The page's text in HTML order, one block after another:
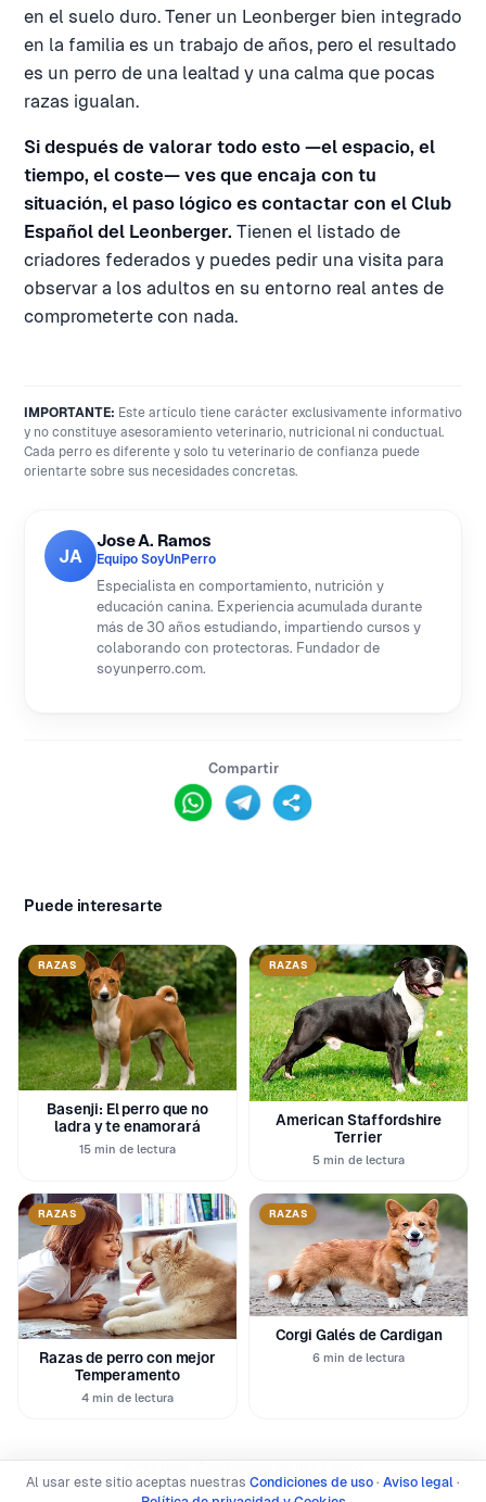
en el suelo duro. Tener un Leonberger bien integrado
en la familia es un trabajo de años, pero el resultado
es un perro de una lealtad y una calma que pocas
razas igualan.
Si después de valorar todo esto —el espacio, el
tiempo, el coste— ves que encaja con tu
situación, el paso lógico es contactar con el Club
Español del Leonberger. Tienen el listado de
criadores federados y puedes pedir una visita para
observar a los adultos en su entorno real antes de
comprometerte con nada.
IMPORTANTE: Este artículo tiene carácter exclusivamente informativo
y no constituye asesoramiento veterinario, nutricional ni conductual.
Cada perro es diferente y solo tu veterinario de confianza puede
orientarte sobre sus necesidades concretas.
JA
Jose A. Ramos
Equipo SoyUnPerro
Especialista en comportamiento, nutrición y
educación canina. Experiencia acumulada durante
más de 30 años estudiando, impartiendo cursos y
colaborando con protectoras. Fundador de
soyunperro.com.
Compartir
Puede interesarte
RAZAS
Basenji: El perro que no
ladra y te enamorará
15 min de lectura
RAZAS
American Staffordshire
Terrier
5 min de lectura
RAZAS
Razas de perro con mejor
Temperamento
4 min de lectura
RAZAS
Corgi Galés de Cardigan
6 min de lectura
| |
Política de privacidad y Cookies
Al usar este sitio aceptas nuestras Condiciones de uso · Aviso legal ·